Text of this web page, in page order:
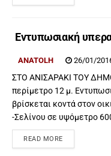
Εντυπωσιακή
ANATOLH 26/01/
ΣΤΟ ΑΝΙΣΑΡΑΚΙ ΤΟΥ
περίμετρο 12 μ.
βρίσκεται κοντά στον
-Σελίνου σε υψόμετρο
READ MORE